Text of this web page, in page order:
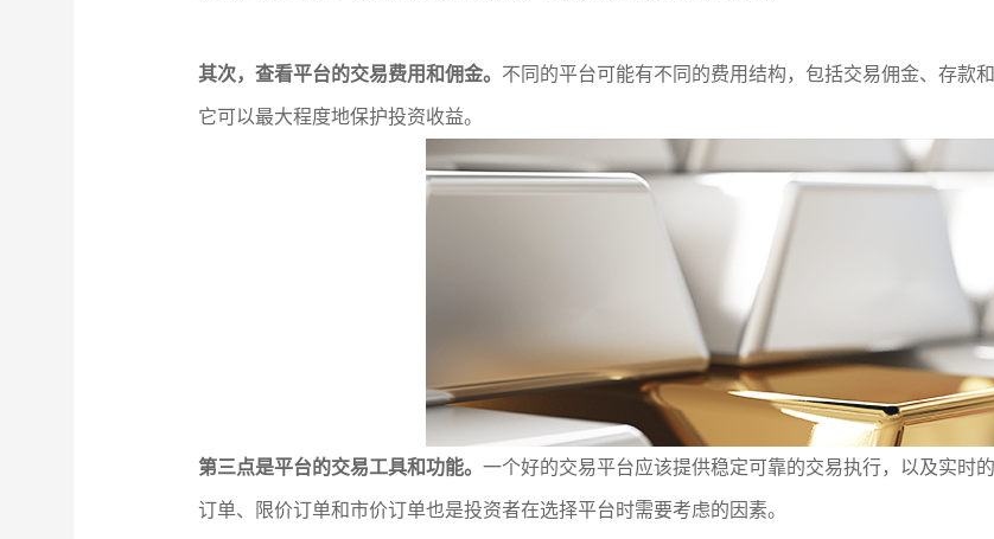
其次，查看平台的交易费用和佣金。 不同的平台可能有不同的费用结构，包括交易佣金、存款
它可以最大程度地保护投资收益。
第三点是平台的交易工具和功能。一个好的交易平台应该提供稳定可靠的交易执行，以及实时
订单、限价订单和市价订单也是投资者在选择平台时需要考虑的因素。